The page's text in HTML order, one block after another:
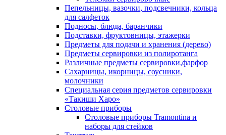
Пепельницы, вазочки, подсвечники, кольца
для салфеток
Подносы, блюда, баранчики
Подставки, фруктовницы, этажерки
Предметы для подачи и хранения (дерево)
Предметы сервировки из полиротанга
Различные предметы сервировки,фарфор
Сахарницы, икорницы, соусники,
молочники
Специальная серия предметов сервировки
«Такиши Харо»
Столовые приборы
Столовые приборы Trаmоntina и
наборы для стейков